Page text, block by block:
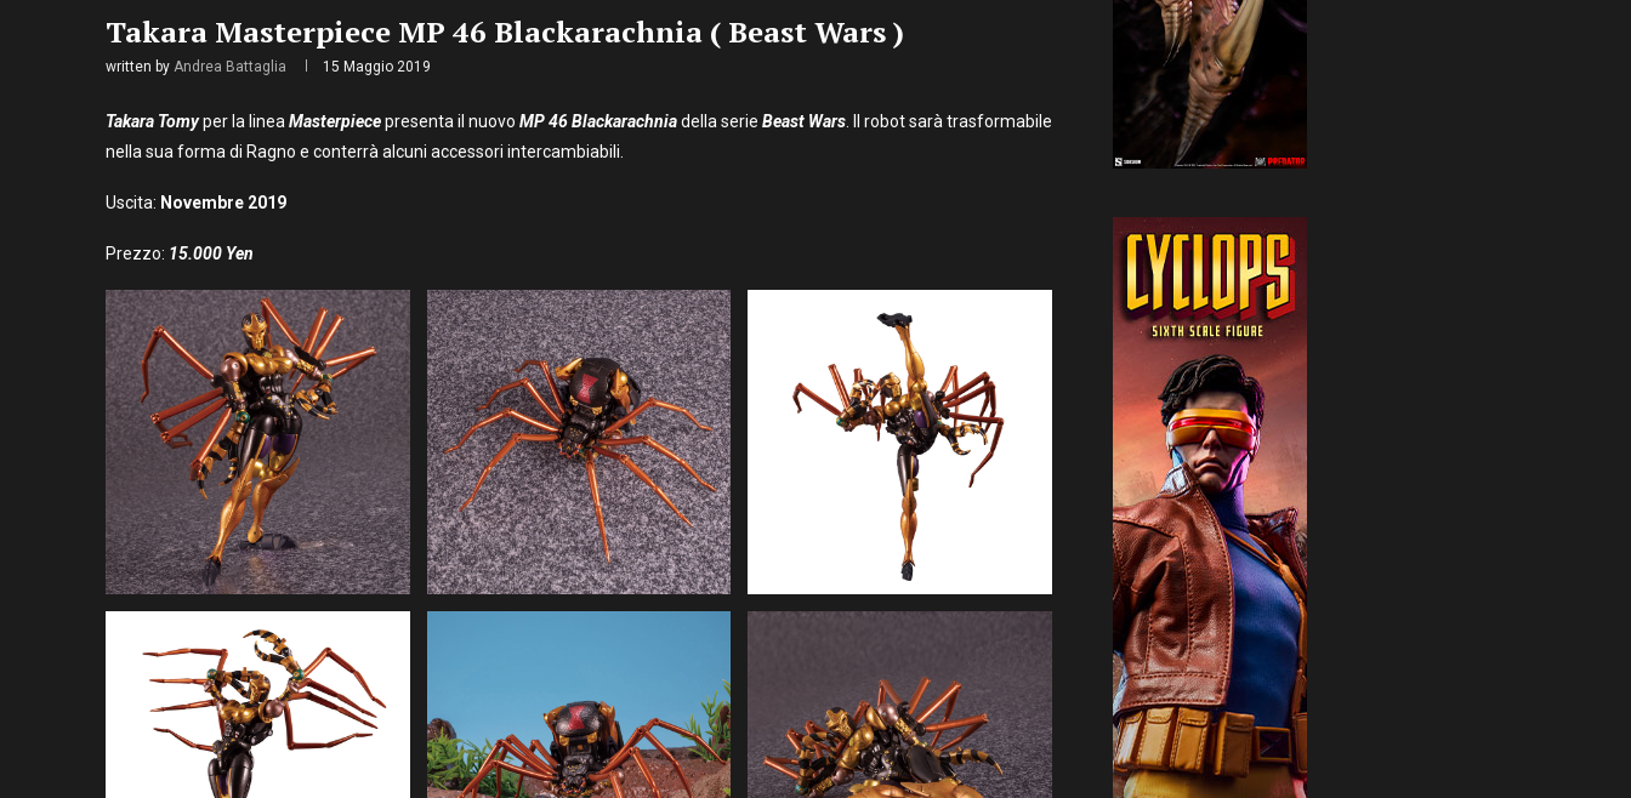
Takara Masterpiece MP 46 Blackarachnia ( Beast Wars )
written by Andrea Battaglia 15 Maggio 2019
Takara Tomyper la linea Masterpiecepresenta il nuovo MP 46Blackarachniadella serie Beast Wars . Il robot sarà trasformabile
nella sua forma di Ragno e conterrà alcuni accessori intercambiabili.
Uscita: Novembre 2019
Prezzo: 15.000 Yen